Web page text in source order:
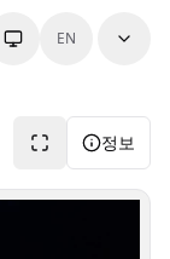
EN
정보 보기를 사용
정보